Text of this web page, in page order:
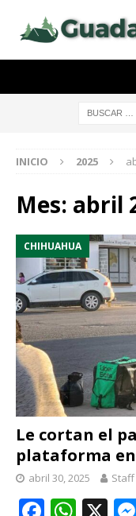
INICIO 2025
Mes: abril
CHIHUAHUA
Le cortan el
plataforma en
abril 30, 2025 Staff